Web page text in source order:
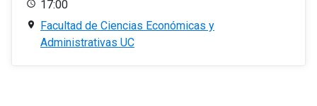
17:00
Facultad de Ciencias Económicas y
Administrativas UC